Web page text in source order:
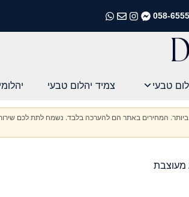
058-
התקשרו אלינו
התקשרו אלינו
התקשרו אלינו
התקשרו אלינו
טבעי צמיד יהלום טבעי
המחירים באתר הם להערכה בלבד. נשמח לתת לכם
מעוצבת